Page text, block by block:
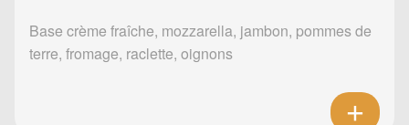
Base crème fraîche, mozzarella, jambon, pommes de
terre, fromage, raclette, oignons